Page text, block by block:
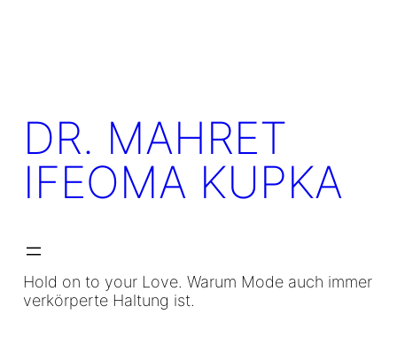
DR. MAHRET
IFEOMA KUPKA
Hold on to your Love. Warum Mode auch immer
verkörperte Haltung ist.